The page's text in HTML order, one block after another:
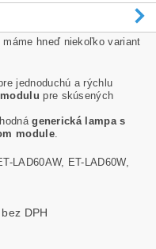
máme hneď niekoľko variant
jednoduchú a rýchlu
pre skúsených
generická lampa s
module.
LAD60AW, ET-LAD60W,
od €71,90 bez DPH